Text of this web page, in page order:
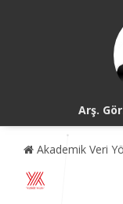
Arş.
Akademik Veri